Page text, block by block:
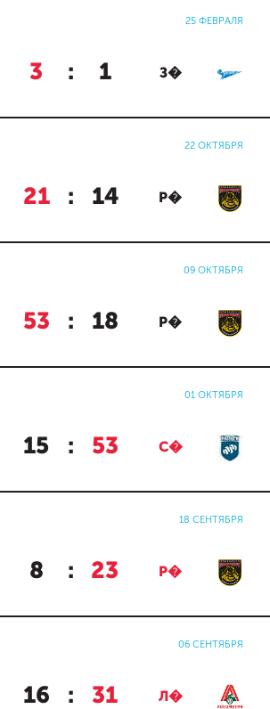
25 ФЕВРАЛЯ
3 : 1 З�
22 ОКТЯБРЯ
21 : 14 Р�
09 ОКТЯБРЯ
53 : 18 Р�
01 ОКТЯБРЯ
15 : 53 С�
18 СЕНТЯБРЯ
8 : 23 Р�
06 СЕНТЯБРЯ
16 : 31 Л�